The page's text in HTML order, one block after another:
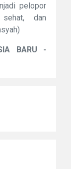
pelopor
dan
BARU -